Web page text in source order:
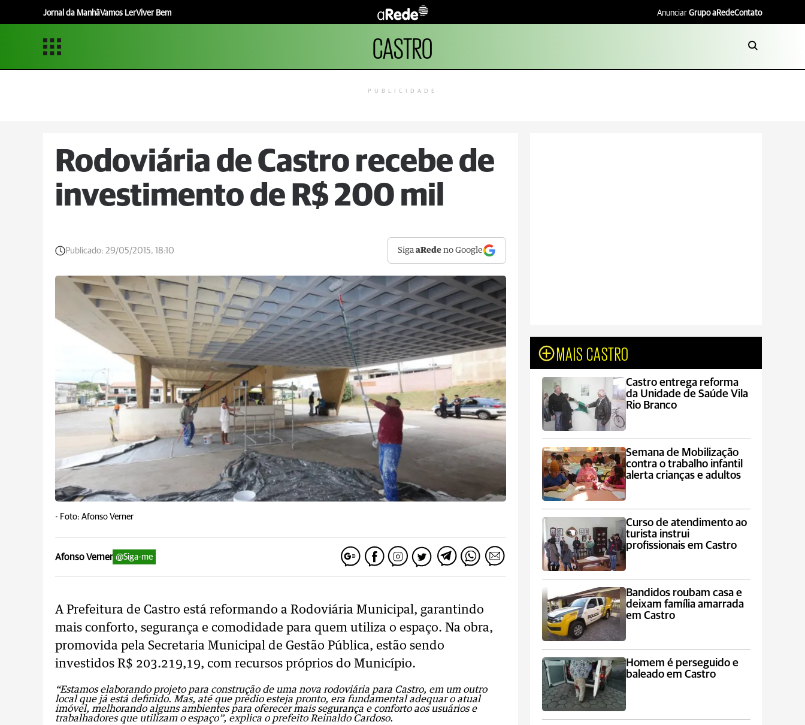
Jornal da ManhãVamos LerViver Bem Anunciar Grupo aRedeContato
CASTRO
PUBLICIDADE
Rodoviária de Castro recebe de
investimento de R$ 200 mil
Publicado: 29/05/2015, 18:10 SigaaRede no Google
- Foto: Afonso Verner
Afonso Verner @Siga-me
A Prefeitura de Castro está reformando a Rodoviária Municipal, garantindo
mais conforto, segurança e comodidade para quem utiliza o espaço. Na obra,
promovida pela Secretaria Municipal de Gestão Pública, estão sendo
investidos R$ 203.219,19, com recursos próprios do Município.
“Estamos elaborando projeto para construção de uma nova rodoviária para Castro, em um outro
local que já está definido. Mas, até que prédio esteja pronto, era fundamental adequar o atual
imóvel, melhorando alguns ambientes para oferecer mais segurança e conforto aos usuários e
trabalhadores que utilizam o espaço”, explica o prefeito Reinaldo Cardoso.
MAIS CASTRO
Castro entrega reforma
da Unidade de Saúde Vila
Rio Branco
Semana de Mobilização
contra o trabalho infantil
alerta crianças e adultos
Curso de atendimento ao
turista instrui
profissionais em Castro
Bandidos roubam casa e
deixam família amarrada
em Castro
Homem é perseguido e
baleado em Castro